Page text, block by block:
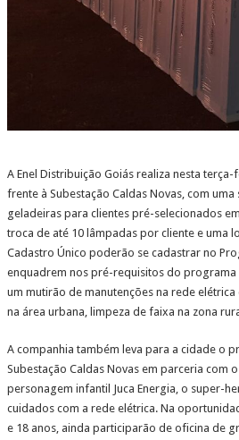
A Enel Distribuição Goiás realiza nesta terça-
frente à Subestação Caldas Novas, com
geladeiras para clientes pré-selecionados
troca de até 10 lâmpadas por cliente e uma
Cadastro Único poderão se cadastrar no
enquadrem nos pré-requisitos do programa
um mutirão de manutenções na rede
na área urbana, limpeza de faixa na zona
A companhia também leva para a cidade o
Subestação Caldas Novas em parceria com
personagem infantil Juca Energia, o super-
cuidados com a rede elétrica. Na
e 18 anos, ainda participarão de oficina de